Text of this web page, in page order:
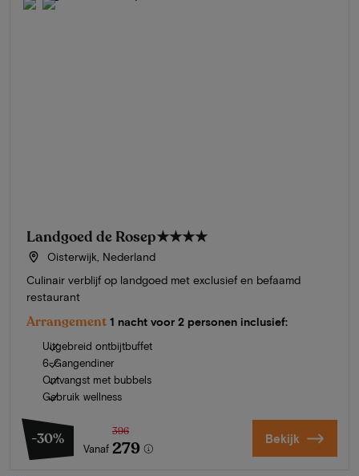
Landgoed de Rosep★★★★
Oisterwijk, Nederland
Culinair verblijf op landgoed met exclusief en befaamd
restaurant
Arrangement 1 nacht voor 2 personen inclusief:
Uitgebreid ontbijtbuffet
6-Gangendiner
Ontvangst met bubbels
Gebruik wellness
-30%
Vanaf
396
279 Bekijk